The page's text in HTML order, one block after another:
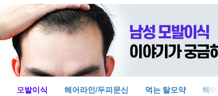
모발이식 헤어라인/두피문신 먹는 탈모약 헤